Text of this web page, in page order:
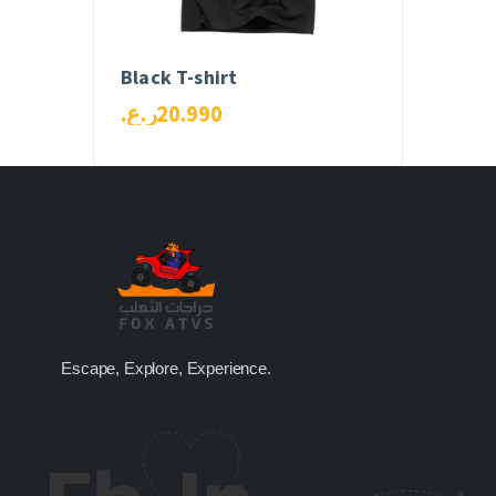
Black T-shirt
20.990 ر.ع.
Escape, Explore, Experience.